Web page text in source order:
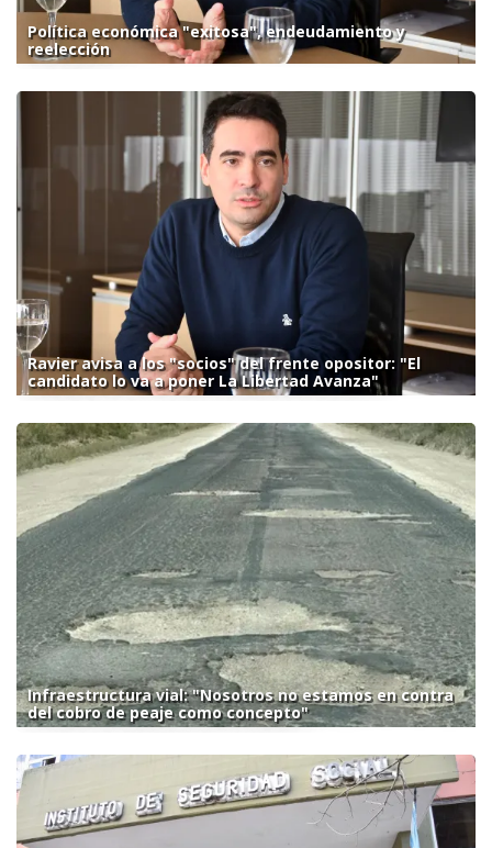
Política económica "exitosa", endeudamiento y
reelección
Ravier avisa a los "socios" del frente opositor: "El
candidato lo va a poner La Libertad Avanza"
Infraestructura vial: "Nosotros no estamos en contra
del cobro de peaje como concepto"